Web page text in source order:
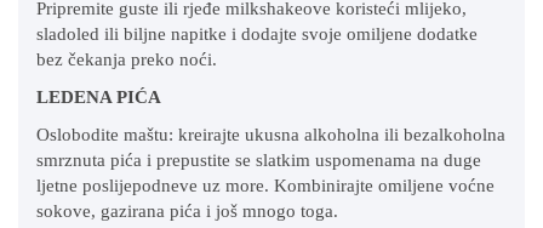
Pripremite guste ili rjeđe milkshakeove koristeći mlijeko,
sladoled ili biljne napitke i dodajte svoje omiljene dodatke
bez čekanja preko noći.
LEDENA PIĆA
Oslobodite maštu: kreirajte ukusna alkoholna ili bezalkoholna
smrznuta pića i prepustite se slatkim uspomenama na duge
ljetne poslijepodneve uz more. Kombinirajte omiljene voćne
sokove, gazirana pića i još mnogo toga.